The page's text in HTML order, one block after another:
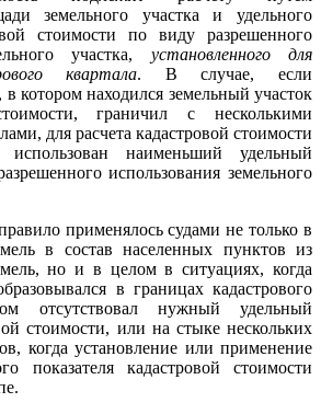
земельного участка и удельного
стоимости по виду разрешенного
участка, установленного для
квартала. В случае, если
в котором находился земельный участок
граничил с несколькими
для расчета кадастровой стоимости
наименьший удельный
использования земельного
применялось судами не только в
в состав населенных пунктов из
но и в целом в ситуациях, когда
в границах кадастрового
отсутствовал нужный удельный
стоимости, или на стыке нескольких
когда установление или применение
показателя кадастровой стоимости